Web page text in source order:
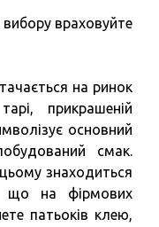
враховуйте
на ринок
прикрашеній
основний
смак.
знаходиться
що на фірмових
патьоків клею,